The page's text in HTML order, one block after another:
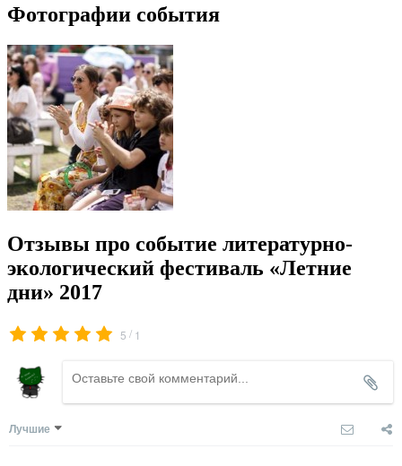
Фотографии события
Отзывы про событие литературно-
экологический фестиваль «Летние
дни» 2017
5 / 1
Лучшие